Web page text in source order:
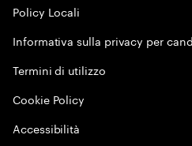
Policy Locali
Informativa sulla privacy per
Termini di utilizzo
Cookie Policy
Accessibilità